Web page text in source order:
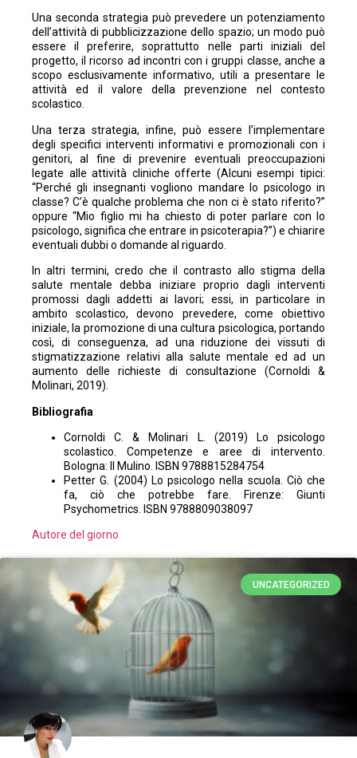
Una seconda strategia può prevedere un potenziamento
dell’attività di pubblicizzazione dello spazio; un modo può
essere il preferire, soprattutto nelle parti iniziali del
progetto, il ricorso ad incontri con i gruppi classe, anche a
scopo esclusivamente informativo, utili a presentare le
attività ed il valore della prevenzione nel contesto
scolastico.
Una terza strategia, infine, può essere l’implementare
degli specifici interventi informativi e promozionali con i
genitori, al fine di prevenire eventuali preoccupazioni
legate alle attività cliniche offerte (Alcuni esempi tipici:
“Perché gli insegnanti vogliono mandare lo psicologo in
classe? C’è qualche problema che non ci è stato riferito?”
oppure “Mio figlio mi ha chiesto di poter parlare con lo
psicologo, significa che entrare in psicoterapia?”) e chiarire
eventuali dubbi o domande al riguardo.
In altri termini, credo che il contrasto allo stigma della
salute mentale debba iniziare proprio dagli interventi
promossi dagli addetti ai lavori; essi, in particolare in
ambito scolastico, devono prevedere, come obiettivo
iniziale, la promozione di una cultura psicologica, portando
così, di conseguenza, ad una riduzione dei vissuti di
stigmatizzazione relativi alla salute mentale ed ad un
aumento delle richieste di consultazione (Cornoldi &
Molinari, 2019).
Bibliografia
Cornoldi C. & Molinari L. (2019) Lo psicologo
scolastico. Competenze e aree di intervento.
Bologna: Il Mulino. ISBN 9788815284754
Petter G. (2004) Lo psicologo nella scuola. Ciò che
fa, ciò che potrebbe fare. Firenze: Giunti
Psychometrics. ISBN 9788809038097
Autore del giorno
UNCATEGORIZED